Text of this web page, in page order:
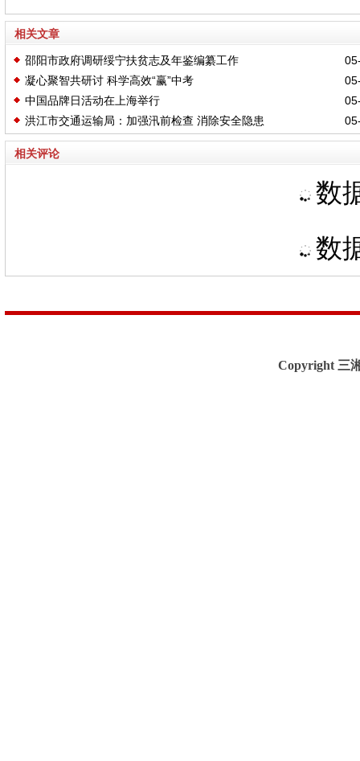
相关文章
邵阳市政府调研绥宁扶贫志及年鉴编纂工作
凝心聚智共研讨 科学高效“赢”中考
中国品牌日活动在上海举行
洪江市交通运输局：加强汛前检查 消除安全隐患
相关评论
数
数
Copyright 三